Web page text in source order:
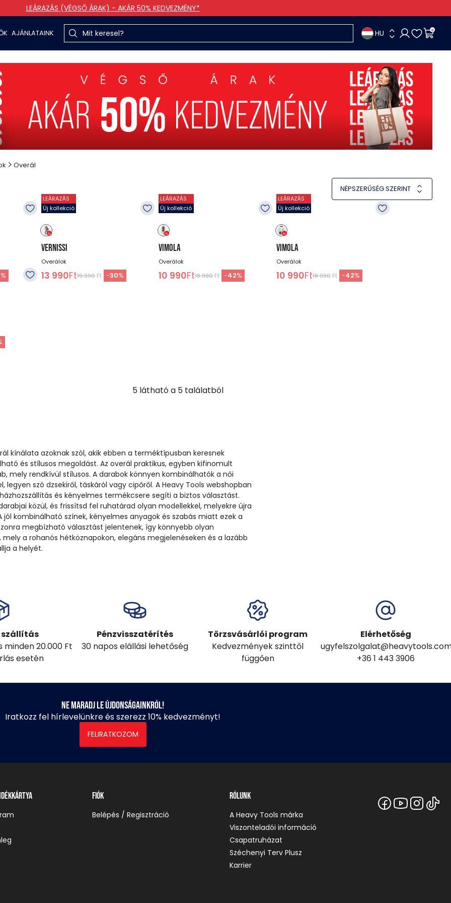
LEÁRAZÁS (VÉGSŐ ÁRAK) - AKÁR 50% KEDVEZMÉNY*
AJÁNLATAINK HU 0
Overál
NÉPSZERŰSÉG SZERINT
%
LEÁRAZÁS
Új kollekció
VERNISSI
Overálok
13 990Ft19 990Ft -30%
LEÁRAZÁS
Új kollekció
VIMOLA
Overálok
10 990Ft18 990 Ft -42%
LEÁRAZÁS
Új kollekció
VIMOLA
Overálok
10 990Ft18 990Ft -42%
5 látható a 5 találatból
kínálata azoknak szól, akik ebben a terméktípusban keresnek
és stílusos megoldást. Az overál praktikus, egyben kifinomult
mely rendkívül stílusos. A darabok könnyen kombinálhatók a női
legyen szó dzsekiről, táskáról vagy cipőről. A Heavy Tools webshopban
és kényelmes termékcsere segíti a biztos választást.
közül, és frissítsd fel ruhatárad olyan modellekkel, melyekre újra
kombinálható színek, kényelmes anyagok és szabás miatt ezek a
megbízható választást jelentenek, így könnyebb olyan
mely a rohanós hétköznapokon, elegáns megjelenéseken és a lazább
a helyét.
szállítás
minden 20.000 Ft
esetén
Pénzvisszatérítés
30 napos elállási lehetőség
Törzsvásárlói program
Kedvezmények szinttől
függően
Elérhetőség
+36 1 443 3906
Ne maradj le újdonságainkról!
Iratkozz fel hírlevelünkre és szerezz 10% kedvezményt!
FELIRATKOZOM
Fiók
Belépés / Regisztráció
Rólunk
A Heavy Tools márka
Viszonteladói információ
Csapatruházat
Széchenyi Terv Plusz
Karrier